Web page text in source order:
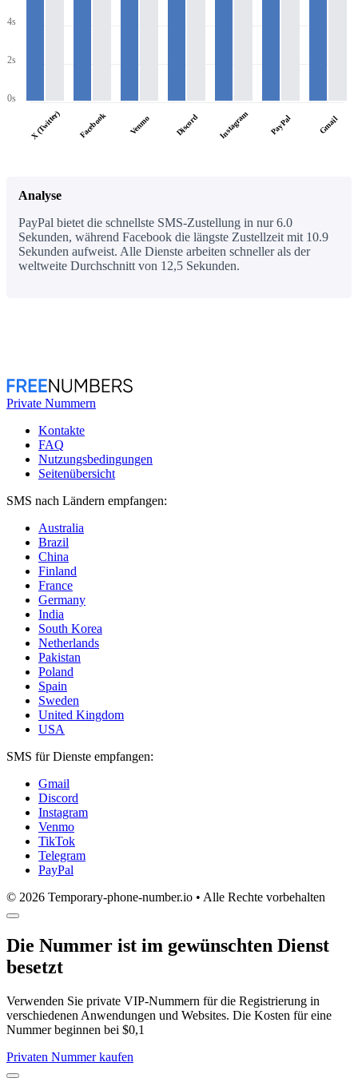
4s
2s
0s
X (Twitter) Facebook Venmo Discord Instagram PayPal Gmail
Analyse
PayPal bietet die schnellste SMS-Zustellung in nur 6.0
Sekunden, während Facebook die längste Zustellzeit mit 10.9
Sekunden aufweist. Alle Dienste arbeiten schneller als der
weltweite Durchschnitt von 12,5 Sekunden.
Private Nummern
Kontakte
FAQ
Nutzungsbedingungen
Seitenübersicht
SMS nach Ländern empfangen:
Australia
Brazil
China
Finland
France
Germany
India
South Korea
Netherlands
Pakistan
Poland
Spain
Sweden
United Kingdom
USA
SMS für Dienste empfangen:
Gmail
Discord
Instagram
Venmo
TikTok
Telegram
PayPal
© 2026 Temporary-phone-number.io • Alle Rechte vorbehalten
Die Nummer ist im gewünschten Dienst
besetzt
Verwenden Sie private VIP-Nummern für die Registrierung in
verschiedenen Anwendungen und Websites. Die Kosten für eine
Nummer beginnen bei $0,1
Privaten Nummer kaufen